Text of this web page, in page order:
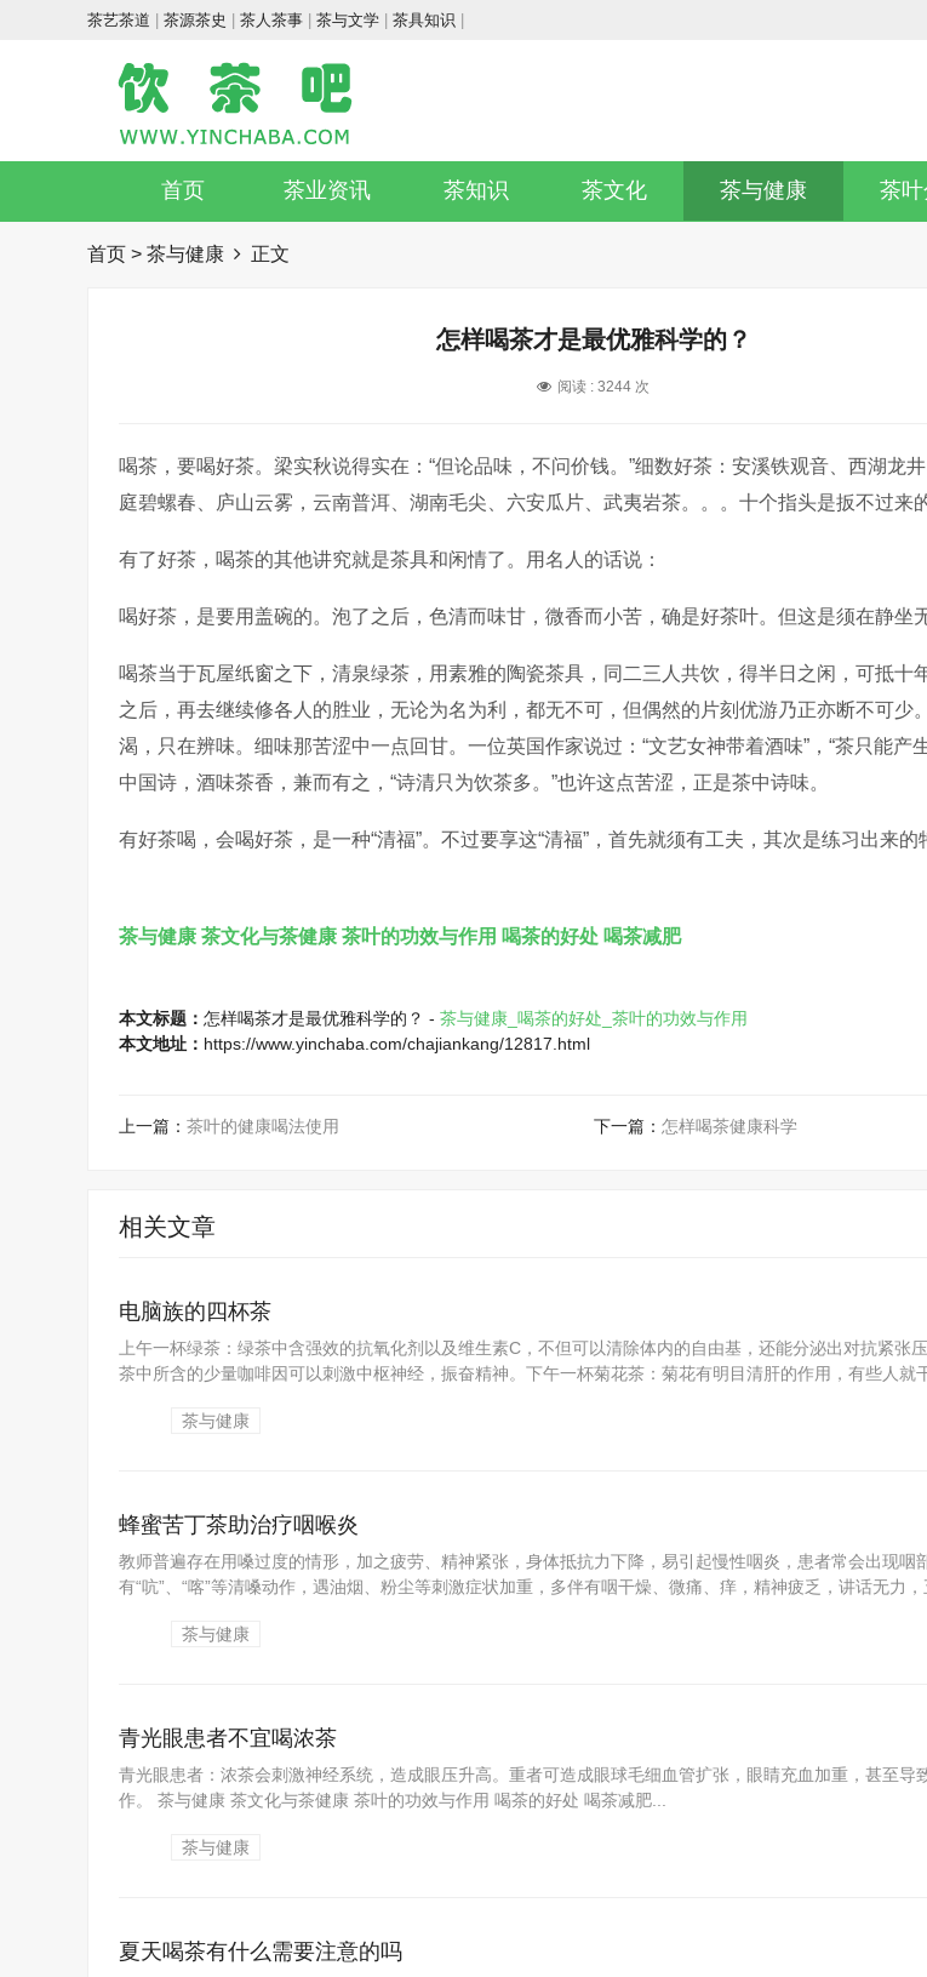
茶艺茶道 茶源茶史 茶人茶事 茶与文学 茶具知识
首页 茶业资讯 茶知识 茶文化 茶与健康 茶
首页 > 茶与健康 正文
怎样喝茶才是最优雅科学的？
阅读 : 3244 次
喝茶，要喝好茶。梁实秋说得实在：“但论品味，不问价钱。”细数好茶：安溪铁观音、西湖龙
庭碧螺春、庐山云雾，云南普洱、湖南毛尖、六安瓜片、武夷岩茶。。。十个指头是扳不过来的
有了好茶，喝茶的其他讲究就是茶具和闲情了。用名人的话说：
喝好茶，是要用盖碗的。泡了之后，色清而味甘，微香而小苦，确是好茶叶。但这是须在静坐
喝茶当于瓦屋纸窗之下，清泉绿茶，用素雅的陶瓷茶具，同二三人共饮，得半日之闲，可抵十
之后，再去继续修各人的胜业，无论为名为利，都无不可，但偶然的片刻优游乃正亦断不可少
渴，只在辨味。细味那苦涩中一点回甘。一位英国作家说过：“文艺女神带着酒味”，“茶只能产
中国诗，酒味茶香，兼而有之，“诗清只为饮茶多。”也许这点苦涩，正是茶中诗味。
有好茶喝，会喝好茶，是一种“清福”。不过要享这“清福”，首先就须有工夫，其次是练习出来的
茶与健康 茶文化与茶健康 茶叶的功效与作用 喝茶的好处 喝茶减肥
本文标题： 怎样喝茶才是最优雅科学的？ - 茶与健康_喝茶的好处_茶叶的功效与作用
本文地址： https://www.yinchaba.com/chajiankang/12817.html
上一篇： 茶叶的健康喝法使用 下一篇： 怎样喝茶健康科学
相关文章
电脑族的四杯茶
上午一杯绿茶：绿茶中含强效的抗氧化剂以及维生素C，不但可以清除体内的自由基，还能分泌出对抗紧张
茶中所含的少量咖啡因可以刺激中枢神经，振奋精神。下午一杯菊花茶：菊花有明目清肝的作用，有些人就
茶与健康
蜂蜜苦丁茶助治疗咽喉炎
教师普遍存在用嗓过度的情形，加之疲劳、精神紧张，身体抵抗力下降，易引起慢性咽炎，患者常会出现咽
有“吭”、“喀”等清嗓动作，遇油烟、粉尘等刺激症状加重，多伴有咽干燥、微痛、痒，精神疲乏，讲话无力
茶与健康
青光眼患者不宜喝浓茶
青光眼患者：浓茶会刺激神经系统，造成眼压升高。重者可造成眼球毛细血管扩张，眼睛充血加重，甚至导
作。 茶与健康 茶文化与茶健康 茶叶的功效与作用 喝茶的好处 喝茶减肥...
茶与健康
夏天喝茶有什么需要注意的吗